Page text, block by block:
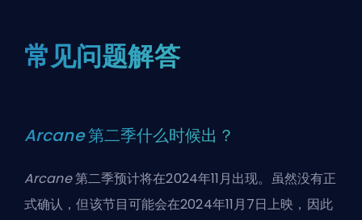
常见问题解答
Arcane第二季什么时候出？
Arcane第二季预计将在2024年11月出现。虽然没有正
式确认，但该节目可能会在2024年11月7日上映，因此